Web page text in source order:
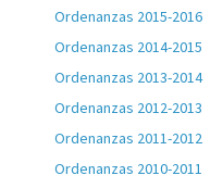
Ordenanzas 2015-2016
Ordenanzas 2014-2015
Ordenanzas 2013-2014
Ordenanzas 2012-2013
Ordenanzas 2011-2012
Ordenanzas 2010-2011